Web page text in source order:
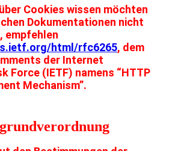
Cookies wissen möchten
Dokumentationen nicht
empfehlen
html/rfc6265, dem
der Internet
Force (IETF) namens “HTTP
Mechanism”.